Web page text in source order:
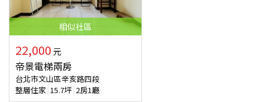
相似社區
22,000 元
帝景電梯兩房
台北市文山區辛亥路四段
整層住家 15.7坪 2房1廳